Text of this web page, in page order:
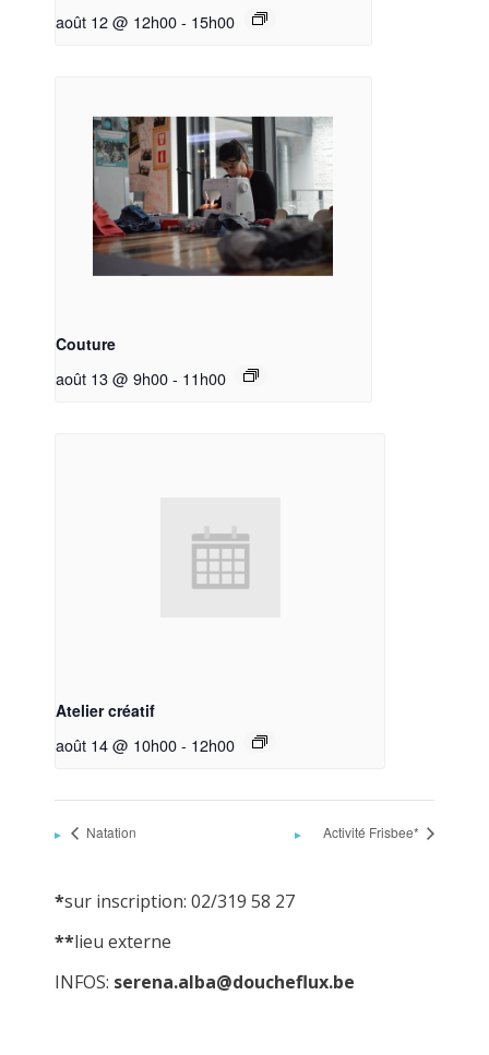
août 12 @ 12h00- 15h00
Couture
août 13 @ 9h00- 11h00
Atelier créatif
août 14 @ 10h00- 12h00
Natation Activité Frisbee*
*sur inscription: 02/319 58 27
**lieu externe
INFOS: serena.alba@doucheflux.be